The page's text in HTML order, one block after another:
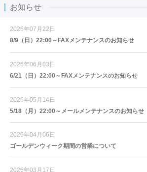
お知らせ
2026年07月22日
8/9（日）22:00～FAXメンテナンスのお知らせ
2026年06月03日
6/21（日）22:00～FAXメンテナンスのお知らせ
2026年05月14日
5/18（月）22:00～メールメンテナンスのお知らせ
2026年04月06日
ゴールデンウィーク期間の営業について
2026年03月17日